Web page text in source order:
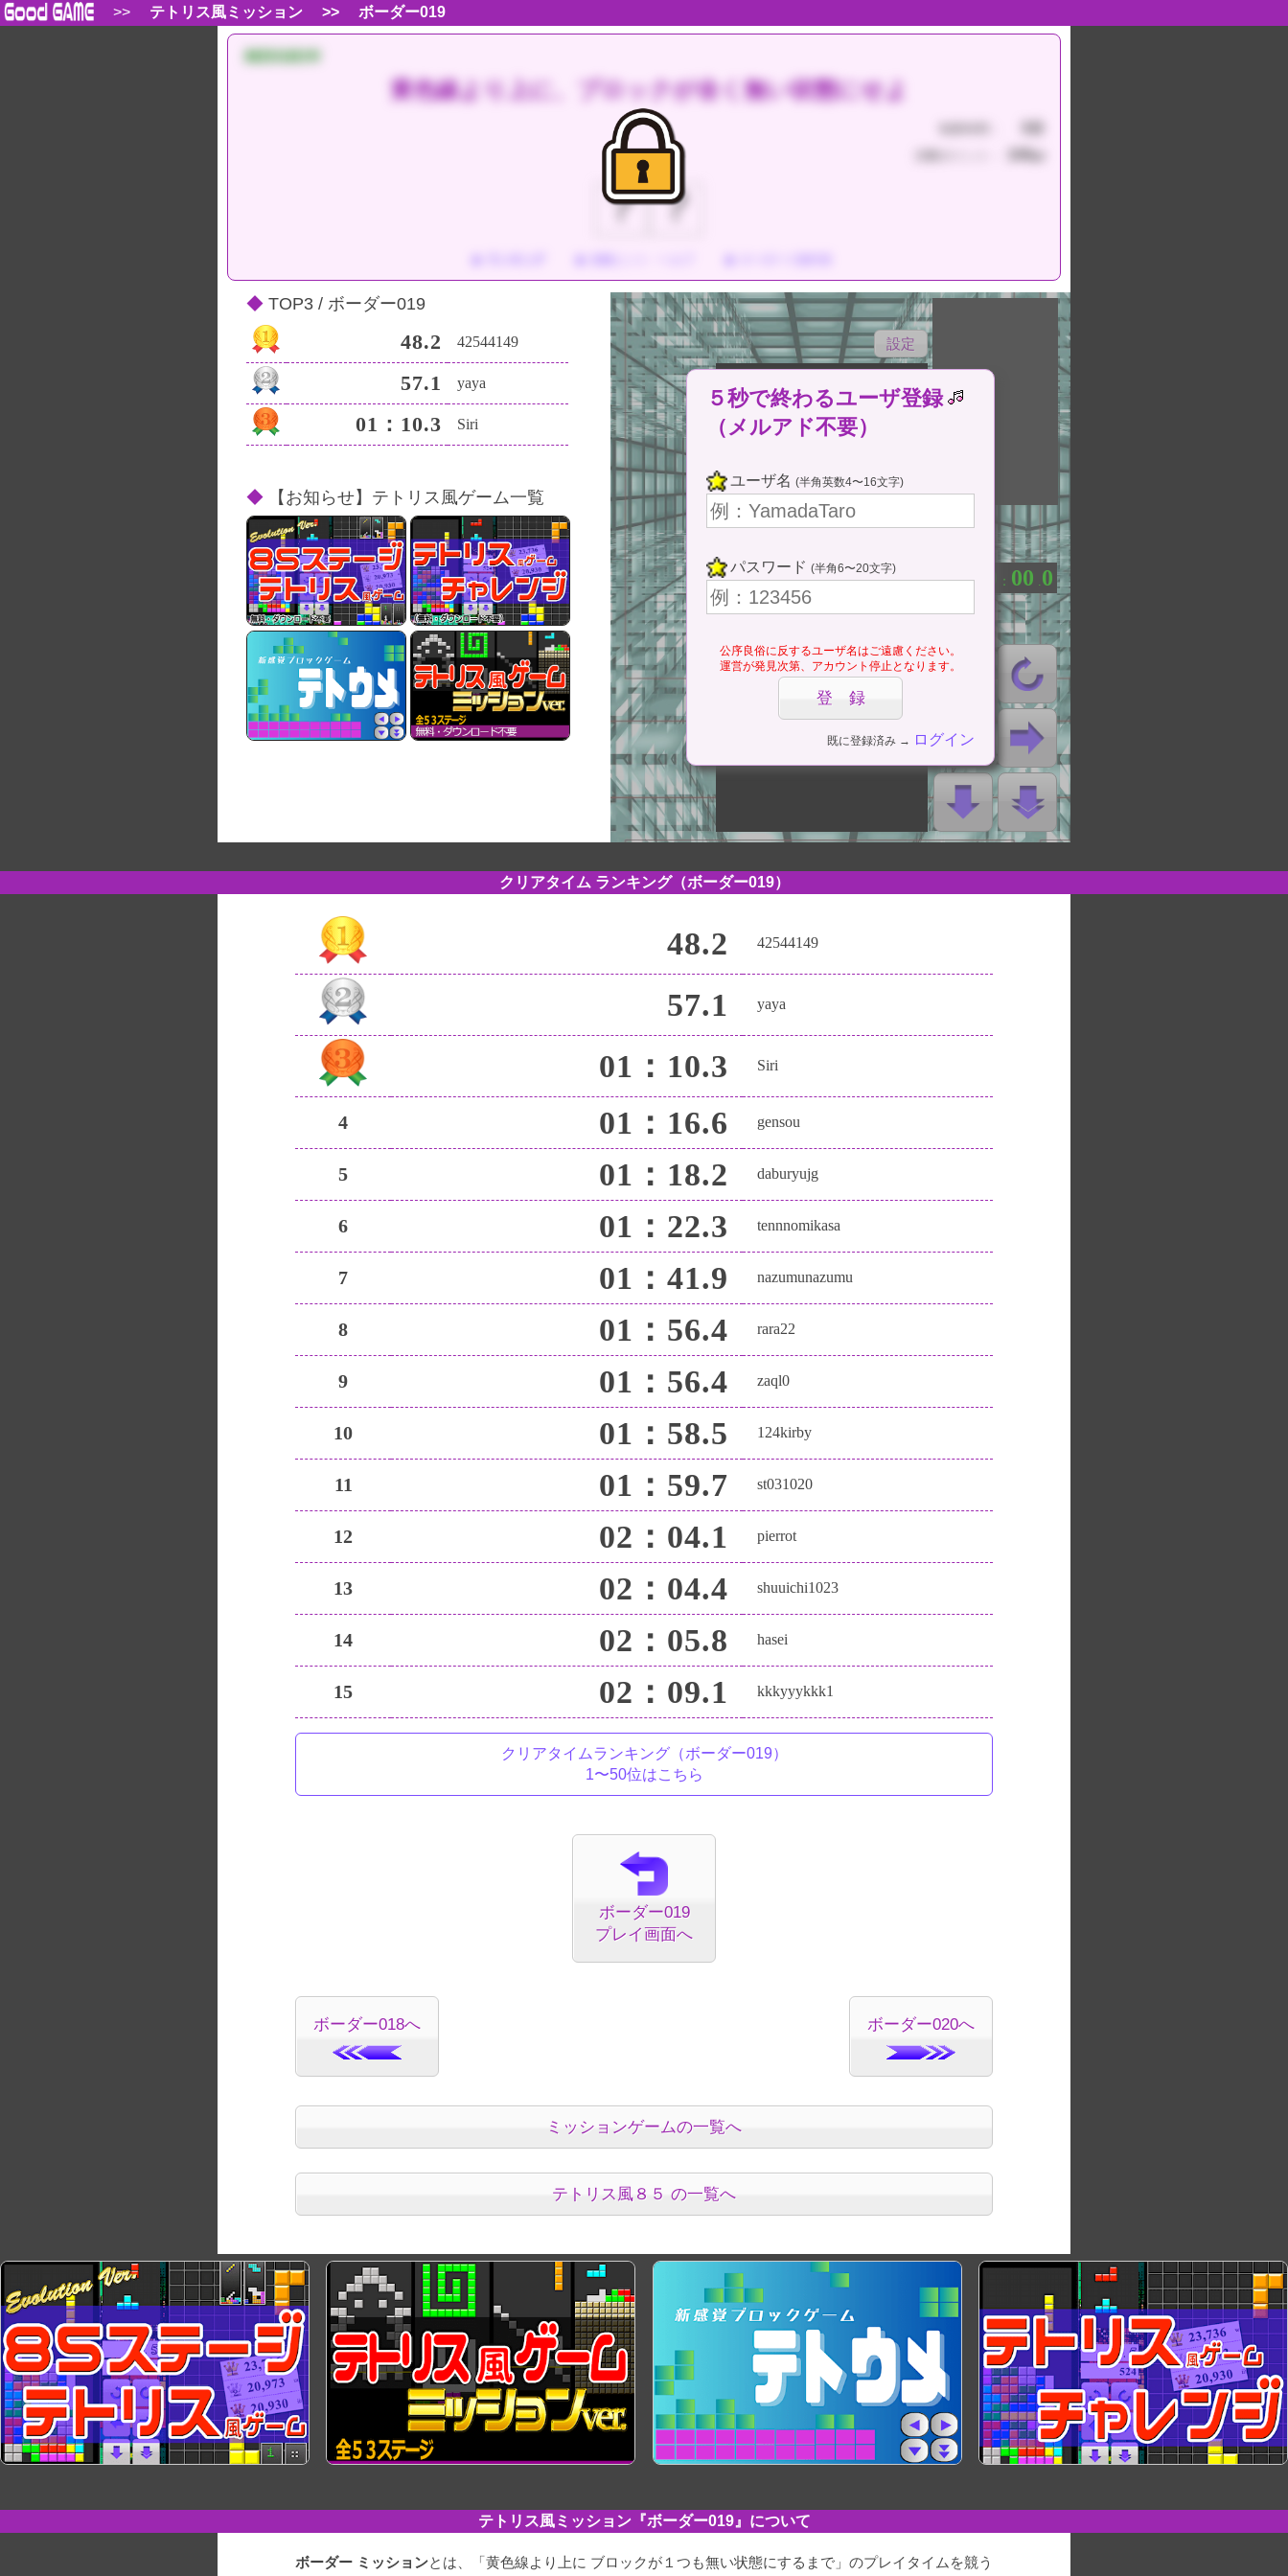
>> テトリス風ミッション >> ボーダー019
MISSION
黄色線より上に、 ブロックが全く無い状態にせよ
？ ？
TOP3 / ボーダー019
48.2 42544149
57.1 yaya
01：10.3 Siri
【お知らせ】テトリス風ゲーム一覧
テトリス風ゲーム
（全85ステージ）
５秒で終わるユーザ登録
（メルアド不要）
ユーザ名 (半角英数4〜16文字)
パスワード (半角6〜20文字)
公序良俗に反するユーザ名はご遠慮ください。
運営が発見次第、アカウント停止となります。
既に登録済み → ログイン
設定
ここをタップ
ゲームスタート
： 00 .0
クリアタイム ランキング（ボーダー019）
48.2 42544149
57.1 yaya
01：10.3 Siri
4 01：16.6 gensou
5 01：18.2 daburyujg
6 01：22.3 tennnomikasa
7 01：41.9 nazumunazumu
8 01：56.4 rara22
9 01：56.4 zaql0
10 01：58.5 124kirby
11 01：59.7 st031020
12 02：04.1 pierrot
13 02：04.4 shuuichi1023
14 02：05.8 hasei
15 02：09.1 kkkyyykkk1
クリアタイムランキング（ボーダー019）
1〜50位はこちら
ボーダー019
プレイ画面へ
ボーダー018へ ボーダー020へ
ミッションゲームの一覧へ
テトリス風８５ の一覧へ
テトリス ミッション『ボーダー019』について
ボーダー ミッションとは、「黄色線より上に ブロックが１つも無い状態にするまで」のプレイタイムを競う